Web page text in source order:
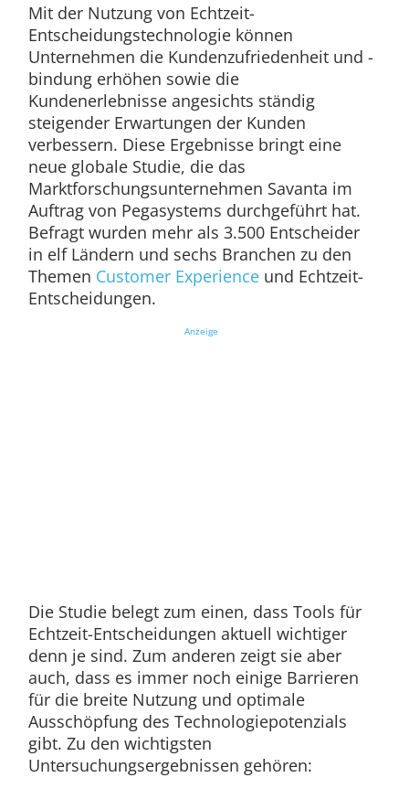
Mit der Nutzung von Echtzeit-
Entscheidungstechnologie können
Unternehmen die Kundenzufriedenheit und -
bindung erhöhen sowie die
Kundenerlebnisse angesichts ständig
steigender Erwartungen der Kunden
verbessern. Diese Ergebnisse bringt eine
neue globale Studie, die das
Marktforschungsunternehmen Savanta im
Auftrag von Pegasystems durchgeführt hat.
Befragt wurden mehr als 3.500 Entscheider
in elf Ländern und sechs Branchen zu den
Themen Customer Experienceund Echtzeit-
Entscheidungen.
Anzeige
Die Studie belegt zum einen, dass Tools für
Echtzeit-Entscheidungen aktuell wichtiger
denn je sind. Zum anderen zeigt sie aber
auch, dass es immer noch einige Barrieren
für die breite Nutzung und optimale
Ausschöpfung des Technologiepotenzials
gibt. Zu den wichtigsten
Untersuchungsergebnissen gehören: